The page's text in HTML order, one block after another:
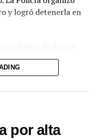
y logró detenerla en
sus encantos a
vez obtenía el
más víctimas y
a interponer la
por alta